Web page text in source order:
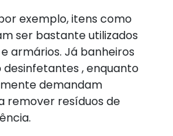
exemplo, itens como
ser bastante utilizados
armários. Já banheiros
, enquanto
demandam
remover resíduos de